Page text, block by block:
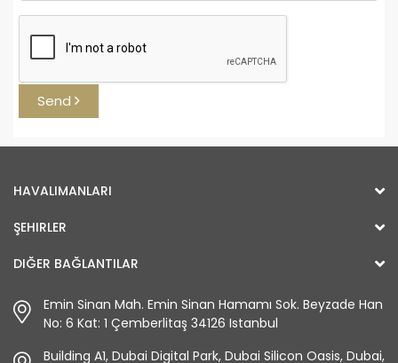
Send
HAVALIMANLARI
ŞEHIRLER
DIĞER BAĞLANTILAR
Emin Sinan Mah. Emin Sinan Hamamı Sok. Beyzade Han
No: 6 Kat: 1 Çemberlitaş 34126 Istanbul
Building A1, Dubai Digital Park, Dubai Silicon Oasis, Dubai,